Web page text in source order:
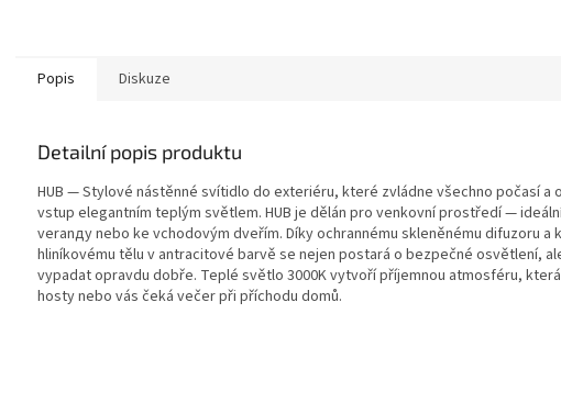
Popis Diskuze
Detailní popis produktu
HUB — Stylové nástěnné svítidlo do exteriéru, které zvládne všechno počasí a
vstup elegantním teplým světlem. HUB je dělán pro venkovní prostředí —
veranду nebo ke vchodovým dveřím. Díky ochrannému skleněnému difuzoru a
hliníkovému tělu v antracitové barvě se nejen postará o bezpečné osvětlení,
vypadat opravdu dobře. Teplé světlo 3000K vytvoří příjemnou atmosféru,
hosty nebo vás čeká večer při příchodu domů.